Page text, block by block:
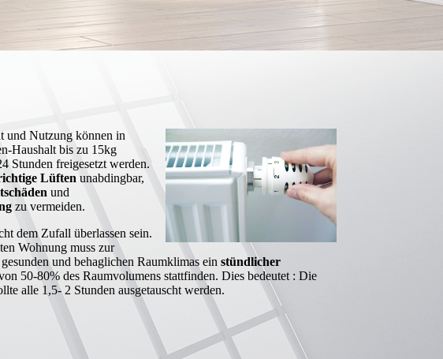
und Nutzung können in
Haushalt bis zu 15kg
Stunden freigesetzt werden.
Lüften unabdingbar,
und
zu vermeiden.
dem Zufall überlassen sein.
Wohnung muss zur
und behaglichen Raumklimas einstündlicher
50-80% des Raumvolumens stattfinden. Dies bedeutet : Die
alle 1,5- 2 Stunden ausgetauscht werden.